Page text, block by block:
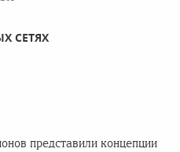
СЕТЯХ
представили концепции